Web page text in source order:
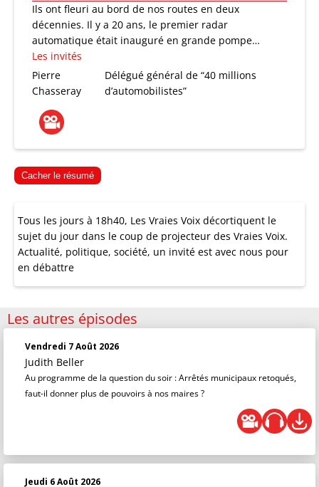
Ils ont fleuri au bord de nos routes en deux
décennies. Il y a 20 ans, le premier radar
automatique était inauguré en grande pompe…
Les invités
Pierre
Chasseray
Délégué général de “40 millions
d’automobilistes”
Cacher le résumé
Tous les jours à 18h40, Les Vraies Voix décortiquent le
sujet du jour dans le coup de projecteur des Vraies Voix.
Actualité, politique, société, un invité est avec nous pour
en débattre
Les autres épisodes
Vendredi 7 Août 2026
Judith Beller
Au programme de la question du soir : Arrêtés municipaux retoqués,
faut-il donner plus de pouvoirs à nos maires ?
Jeudi 6 Août 2026